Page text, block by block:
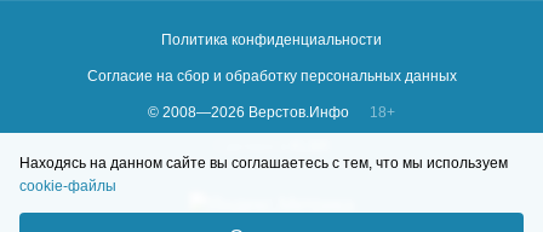
Политика конфиденциальности
Согласие на сбор и обработку персональных данных
© 2008—2026 Верстов.Инфо
18+
Находясь на данном сайте вы соглашаетесь с тем, что мы используем
cookie-файлы